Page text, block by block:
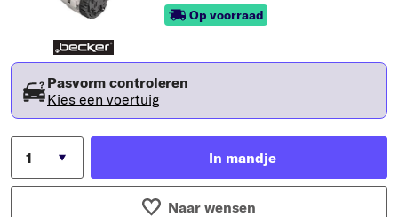
Op voorraad
Pasvorm controleren
Kies een voertuig
In mandje
Naar wensen